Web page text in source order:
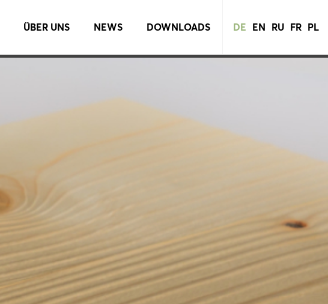
DE EN RU FR PL
ÜBER UNS NEWS DOWNLOADS